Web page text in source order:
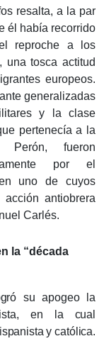
a la par
él había recorrido
reproche a los
una tosca actitud
europeos.
generalizadas
y la clase
pertenecía a la
fueron
por el
uno de cuyos
antiobrera
Carlés.
la “década
su apogeo la
en la cual
y católica.